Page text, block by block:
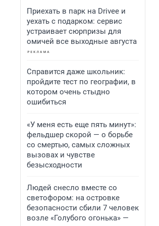
Приехать в парк на Drivee и
уехать с подарком: сервис
устраивает сюрпризы для
омичей все выходные августа
Справится даже школьник:
пройдите тест по географии, в
котором очень стыдно
ошибиться
«У меня есть еще пять минут»:
фельдшер скорой — о борьбе
со смертью, самых сложных
вызовах и чувстве
безысходности
Людей снесло вместе со
светофором: на островке
безопасности сбили 7 человек
возле «Голубого огонька» —